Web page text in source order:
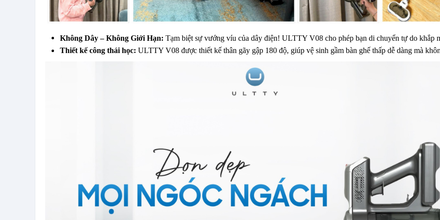
Không Dây – Không Giới Hạn: Tạm biệt sự vướng víu của dây điện! ULTTY V08 cho phép bạn di chuyển tự do khắp
Thiết kế công thái học: ULTTY V08 được thiết kế thân gãy gập 180 độ, giúp vệ sinh gầm bàn ghế thấp dễ dàng mà